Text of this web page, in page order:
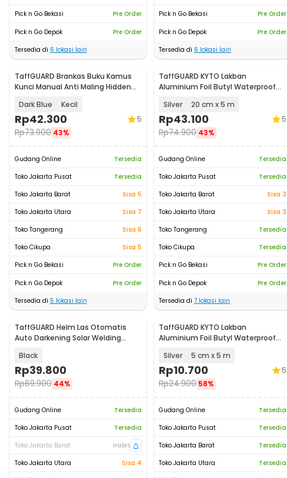
Pick n Go Bekasi
Pre Order
Pick n Go Depok
Pre Order
Tersedia di 6 lokasi lain
Pick n Go Bekasi
Pre Order
Pick n Go Depok
Pre Order
Tersedia di 6 lokasi lain
TaffGUARD Brankas Buku Kamus
Kunci Manual Anti Maling Hidden
Dark Blue Kecil
Rp42.300
Rp73.900 43%
5
Gudang Online
Tersedia
Toko Jakarta Pusat
Tersedia
Toko Jakarta Barat
Sisa 5
Toko Jakarta Utara
Sisa 7
Toko Tangerang
Sisa 6
Toko Cikupa
Sisa 5
Pick n Go Bekasi
Pre Order
Pick n Go Depok
Pre Order
Tersedia di 5 lokasi lain
TaffGUARD KYTO Lakban
Aluminium Foil Butyl Waterproof
Silver 20 cm x 5 m
Rp43.100
Rp74.900 43%
5
Gudang Online
Tersedia
Toko Jakarta Pusat
Tersedia
Toko Jakarta Barat
Sisa 3
Toko Jakarta Utara
Sisa 3
Toko Tangerang
Tersedia
Toko Cikupa
Tersedia
Pick n Go Bekasi
Pre Order
Pick n Go Depok
Pre Order
Tersedia di 7 lokasi lain
TaffGUARD Helm Las Otomatis
Auto Darkening Solar Welding
Black
Rp39.800
Rp69.900 44%
Gudang Online
Tersedia
Toko Jakarta Pusat
Tersedia
Toko Jakarta Barat
Habis
Toko Jakarta Utara
Sisa 4
TaffGUARD KYTO Lakban
Aluminium Foil Butyl Waterproof
Silver 5 cm x 5 m
Rp10.700
Rp24.900 58%
5
Gudang Online
Tersedia
Toko Jakarta Pusat
Tersedia
Toko Jakarta Barat
Tersedia
Toko Jakarta Utara
Tersedia